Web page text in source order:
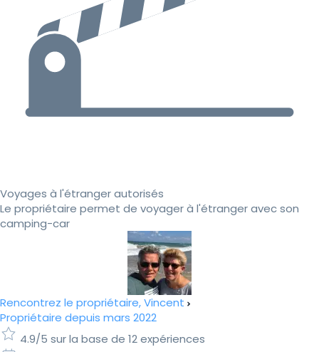
Voyages à l'étranger autorisés
Le propriétaire permet de voyager à l'étranger avec son
camping-car
Rencontrez le propriétaire, Vincent
Propriétaire depuis mars 2022
4.9/5 sur la base de 12 expériences